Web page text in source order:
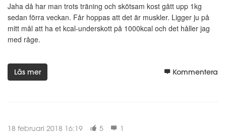
Jaha då har man trots träning och skötsam kost gått upp 1kg
sedan förra veckan. Får hoppas att det är muskler. Ligger ju på
mitt mål att ha et kcal-underskott på 1000kcal och det håller jag
med råge.
Läs mer Kommentera
18 februari 2018 16:19 5 1